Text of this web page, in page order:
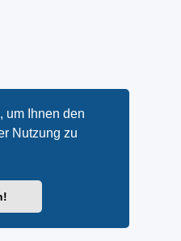
um Ihnen den
Nutzung zu